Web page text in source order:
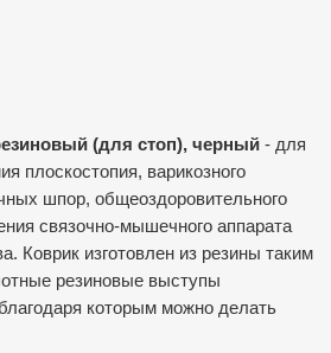
(для стоп), черный - для
плоскостопия, варикозного
шпор, общеоздоровительного
связочно-мышечного аппарата
Коврик изготовлен из резины таким
резиновые выступы
которым можно делать